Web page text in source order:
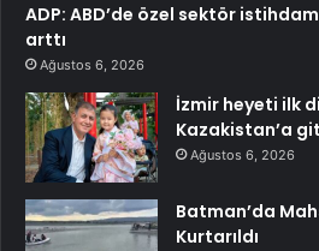
ADP: ABD’de özel sektör
arttı
Ağustos 6, 2026
İzmir heyeti ilk
Kazakistan’a
Ağustos 6, 2026
Batman’da
Kurtarıldı